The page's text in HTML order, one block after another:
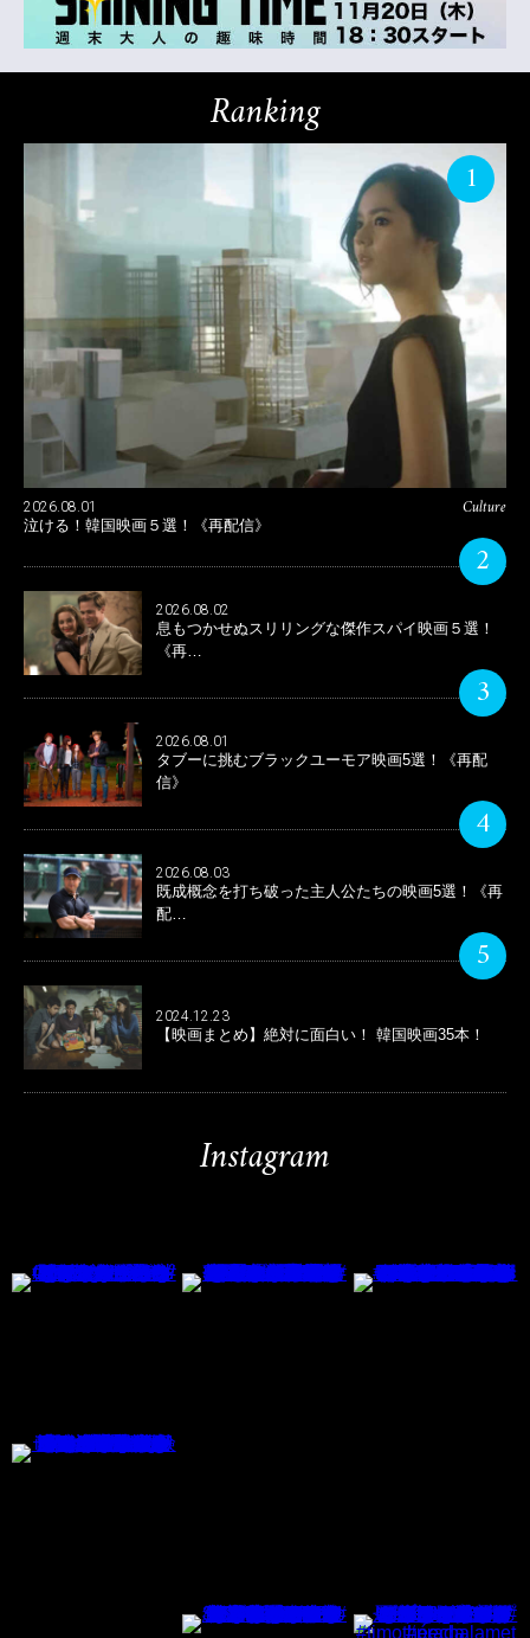
Ranking
1
Culture
2026.08.01
泣ける！韓国映画５選！《再配信》
2
2026.08.02
息もつかせぬスリリングな傑作スパイ映画５選！
《再…
3
2026.08.01
タブーに挑むブラックユーモア映画5選！《再配
信》
4
2026.08.03
既成概念を打ち破った主人公たちの映画5選！《再
配…
5
2024.12.23
【映画まとめ】絶対に面白い！ 韓国映画35本！
Instagram